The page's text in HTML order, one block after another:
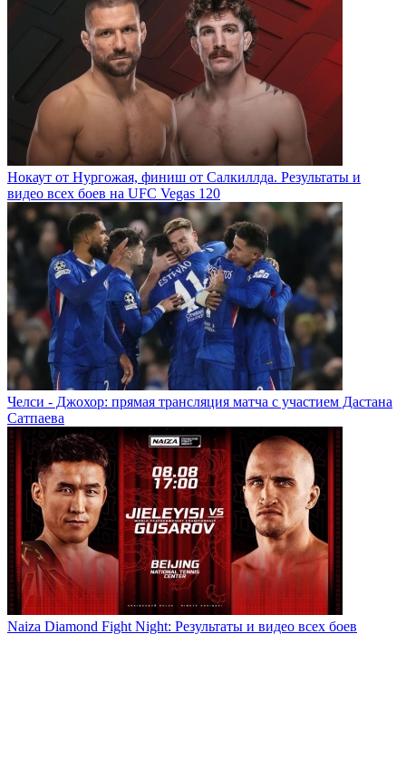
Нокаут от Нургожая, финиш от Салкиллда. Результаты и
видео всех боев на UFC Vegas 120
Челси - Джохор: прямая трансляция матча с участием Дастана
Сатпаева
Naiza Diamond Fight Night: Результаты и видео всех боев